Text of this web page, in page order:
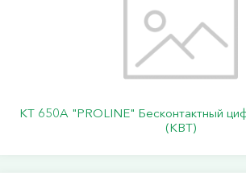
KT 650A "PROLINE" Бесконтактный
(КВТ)